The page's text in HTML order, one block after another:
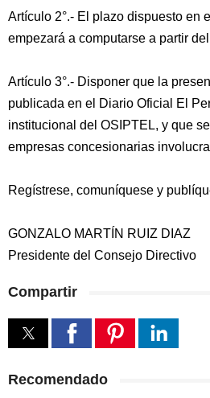
Artículo 2°.- El plazo dispuesto en
empezará a computarse a partir
Artículo 3°.- Disponer que la
publicada en el Diario Oficial El
institucional del OSIPTEL, y que
empresas concesionarias
Regístrese, comuníquese y
GONZALO MARTÍN RUIZ DIAZ
Presidente del Consejo Directivo
Compartir
Recomendado